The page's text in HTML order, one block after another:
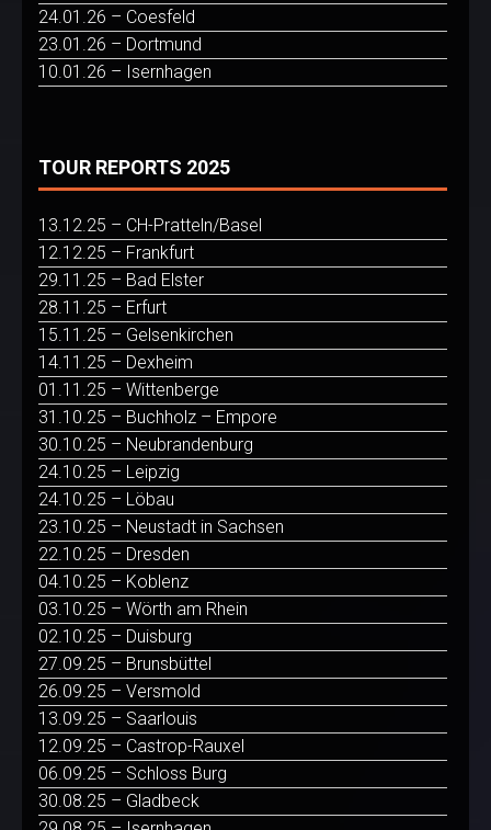
24.01.26 – Coesfeld
23.01.26 – Dortmund
10.01.26 – Isernhagen
TOUR REPORTS 2025
13.12.25 – CH-Pratteln/Basel
12.12.25 – Frankfurt
29.11.25 – Bad Elster
28.11.25 – Erfurt
15.11.25 – Gelsenkirchen
14.11.25 – Dexheim
01.11.25 – Wittenberge
31.10.25 – Buchholz – Empore
30.10.25 – Neubrandenburg
24.10.25 – Leipzig
24.10.25 – Löbau
23.10.25 – Neustadt in Sachsen
22.10.25 – Dresden
04.10.25 – Koblenz
03.10.25 – Wörth am Rhein
02.10.25 – Duisburg
27.09.25 – Brunsbüttel
26.09.25 – Versmold
13.09.25 – Saarlouis
12.09.25 – Castrop-Rauxel
06.09.25 – Schloss Burg
30.08.25 – Gladbeck